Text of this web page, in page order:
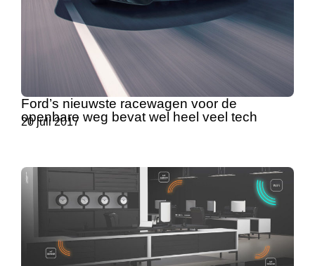
Ford’s nieuwste racewagen voor de
openbare weg bevat wel heel veel tech
20 juli 2017